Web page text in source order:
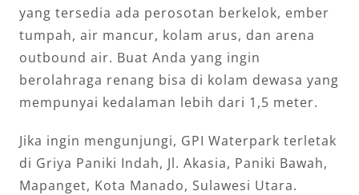
yang tersedia ada perosotan berkelok, ember
tumpah, air mancur, kolam arus, dan arena
outbound air. Buat Anda yang ingin
berolahraga renang bisa di kolam dewasa yang
mempunyai kedalaman lebih dari 1,5 meter.
Jika ingin mengunjungi, GPI Waterpark terletak
di Griya Paniki Indah, Jl. Akasia, Paniki Bawah,
Mapanget, Kota Manado, Sulawesi Utara.